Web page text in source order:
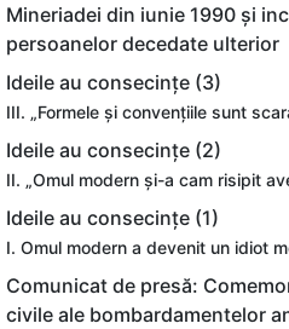
Mineriadei din iunie 1990 și
persoanelor decedate ulterior
Ideile au consecințe (3)
III. „Formele și convențiile sunt
Ideile au consecințe (2)
II. „Omul modern și-a cam risipit
Ideile au consecințe (1)
I. Omul modern a devenit un idiot
Comunicat de presă:
civile ale bombardamentelor